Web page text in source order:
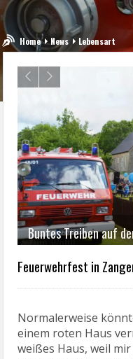
Home News Lebensart
Buntes Treiben auf
Feuerwehrfest in
Normalerweise
einem roten Haus
weißes Haus, weil